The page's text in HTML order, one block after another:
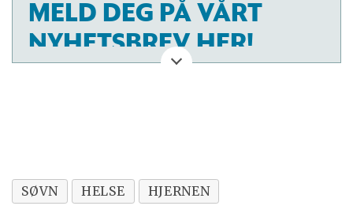
MELD DEG PÅ VÅRT
NYHETSBREV HER!
SØVN HELSE HJERNEN